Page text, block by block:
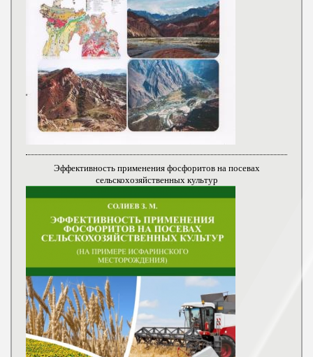
Эффективность применения фосфоритов на посевах
сельскохозяйственных культур